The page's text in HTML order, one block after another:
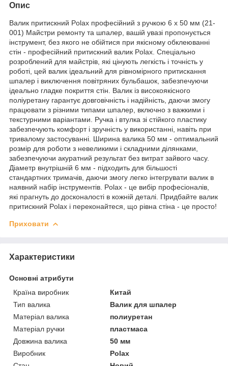
Опис
Валик притискний Polax професійний з ручкою 6 х 50 мм (21-
001) Майстри ремонту та шпалер, вашій увазі пропонується
інструмент, без якого не обійтися при якісному обклеюванні
стін - професійний притискний валик Polax. Спеціально
розроблений для майстрів, які цінують легкість і точність у
роботі, цей валик ідеальний для рівномірного притискання
шпалер і виключення повітряних бульбашок, забезпечуючи
ідеально гладке покриття стін. Валик із високоякісного
поліуретану гарантує довговічність і надійність, даючи змогу
працювати з різними типами шпалер, включно з важкими і
текстурними варіантами. Ручка і втулка зі стійкого пластику
забезпечують комфорт і зручність у використанні, навіть при
тривалому застосуванні. Ширина валика 50 мм - оптимальний
розмір для роботи з невеликими і складними ділянками,
забезпечуючи акуратний результат без витрат зайвого часу.
Діаметр внутрішній 6 мм - підходить для більшості
стандартних тримачів, даючи змогу легко інтегрувати валик в
наявний набір інструментів. Polax - це вибір професіоналів,
які прагнуть до досконалості в кожній деталі. Придбайте валик
притискний Polax і переконайтеся, що рівна стіна - це просто!
Приховати
Характеристики
Основні атрибути
Країна виробник
Китай
Тип валика
Валик для шпалер
Матеріал валика
полиуретан
Матеріал ручки
пластмаса
Довжина валика
50 мм
Виробник
Polax